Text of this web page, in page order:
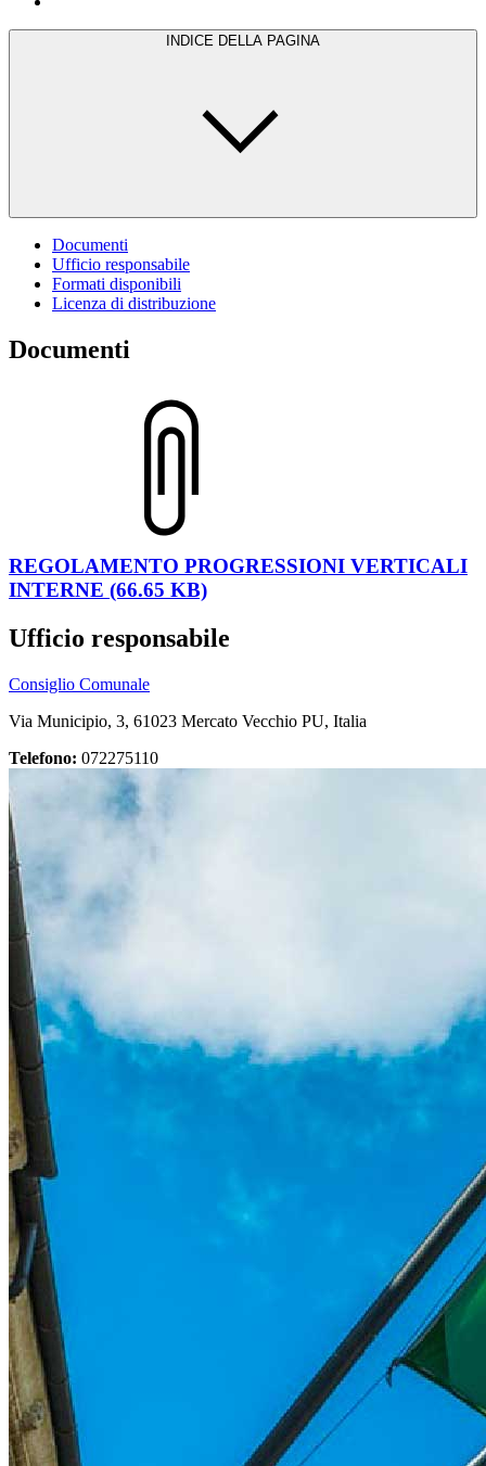
INDICE DELLA PAGINA
Documenti
Ufficio responsabile
Formati disponibili
Licenza di distribuzione
Documenti
REGOLAMENTO PROGRESSIONI VERTICALI
INTERNE (66.65 KB)
Ufficio responsabile
Consiglio Comunale
Via Municipio, 3, 61023 Mercato Vecchio PU, Italia
Telefono: 072275110